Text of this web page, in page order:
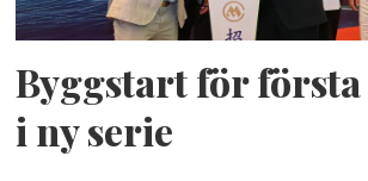
Byggstart för
i ny serie